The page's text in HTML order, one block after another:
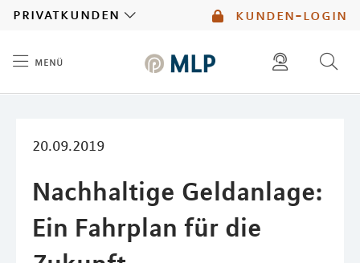
kunden-login
privatkunden
menü
20.09.2019
Nachhaltige Geldanlage:
Ein Fahrplan für die